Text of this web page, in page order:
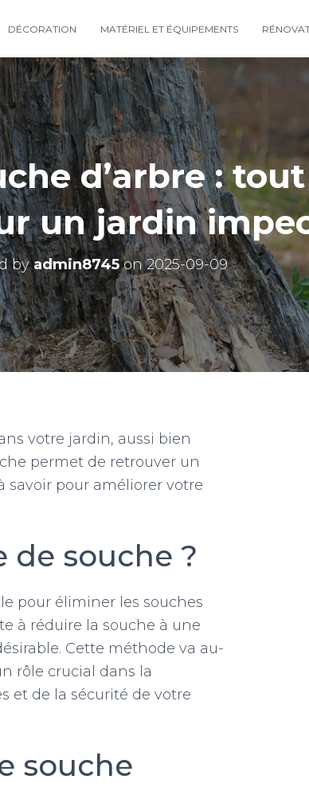
DÉCORATION MATÉRIEL ET ÉQUIPEMENTS
d’arbre : tout
un jardin
byadmin8745on2025-09-09
votre jardin, aussi bien
permet de retrouver un
savoir pour améliorer votre
de souche ?
pour éliminer les souches
à réduire la souche à une
Cette méthode va au-
rôle crucial dans la
et de la sécurité de votre
souche